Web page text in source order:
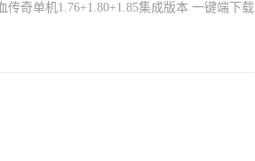
传奇单机1.76+1.80+1.85集成版本 一键端下载